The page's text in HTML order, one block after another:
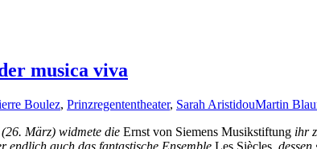
musica viva
Boulez, Prinzregententheater, Sarah AristidouMartin
März) widmete die Ernst von Siemens Musikstiftung ihr